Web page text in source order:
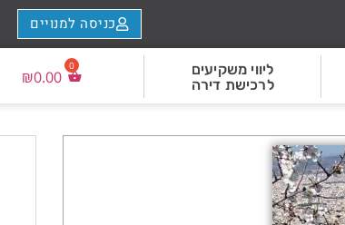
כניסה למנויים
ליווי משקיעים
לרכישת דירה
₪0.00